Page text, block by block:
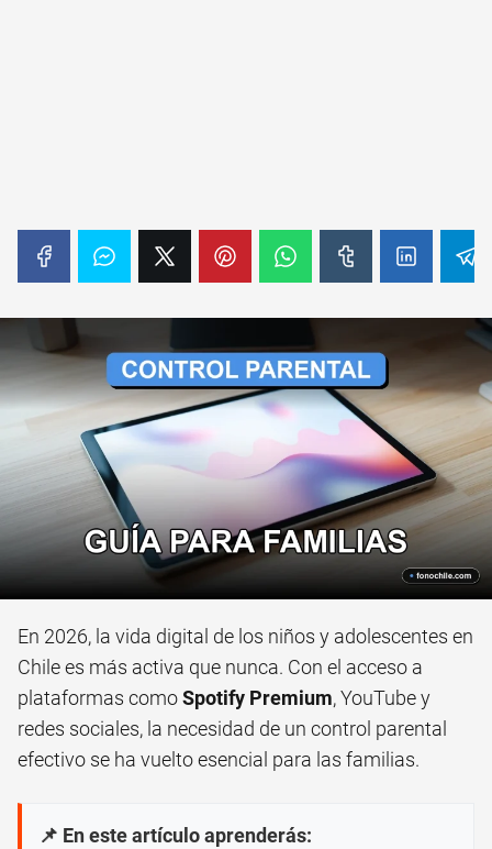
En 2026, la vida digital de los niños y adolescentes en
Chile es más activa que nunca. Con el acceso a
plataformas comoSpotify Premium, YouTube y
redes sociales, la necesidad de un control parental
efectivo se ha vuelto esencial para las familias.
📌 En este artículo aprenderás: